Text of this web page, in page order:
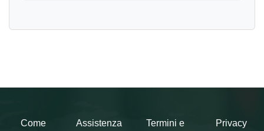
Come Assistenza Termini e Privacy